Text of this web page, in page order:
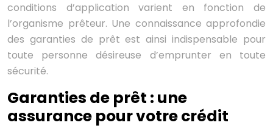
conditions d’application varient en fonction de
l’organisme prêteur. Une connaissance approfondie
des garanties de prêt est ainsi indispensable pour
toute personne désireuse d’emprunter en toute
sécurité.
Garanties de prêt : une
assurance pour votre crédit